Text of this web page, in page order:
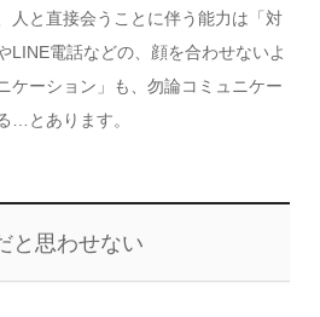
人と直接会うことに伴う能力は「対
LINE電話などの、顔を合わせないよ
ケーション」も、勿論コミュニケー
…とあります。
と思わせない